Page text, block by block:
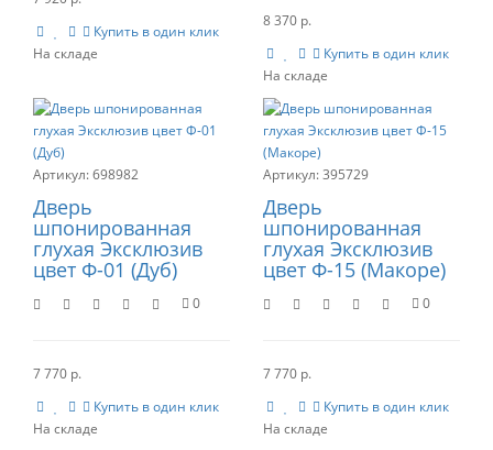
Купить в один клик
8 370 р.
Купить в один клик
698982
Дверь
шпонированная
глухая Эксклюзив
цвет Ф-01 (Дуб)
0
7 770 р.
Купить в один клик
395729
Дверь
шпонированная
глухая Эксклюзив
цвет Ф-15 (Макоре)
0
7 770 р.
Купить в один клик